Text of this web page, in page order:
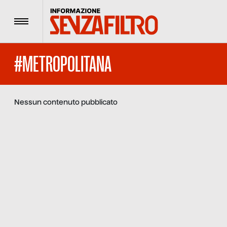
Menu
#METROPOLITANA
Nessun contenuto pubblicato